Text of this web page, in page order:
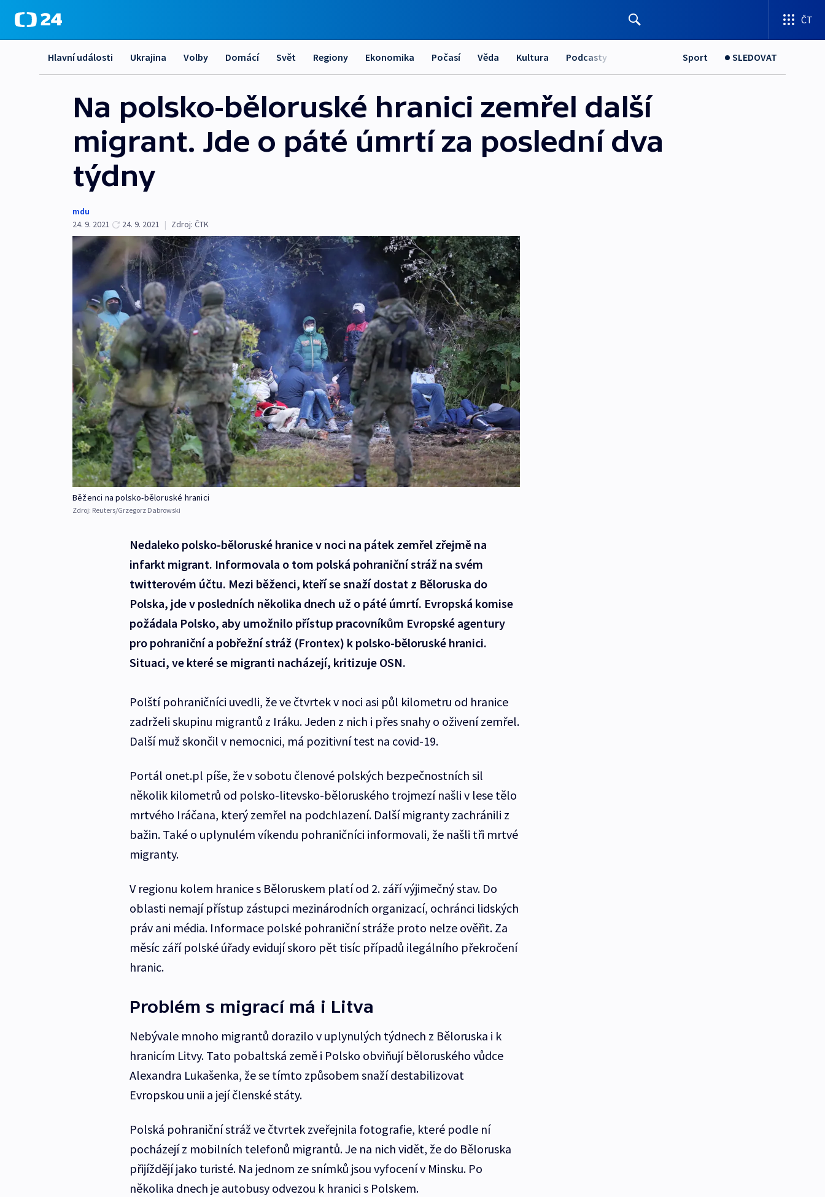
ČT
Hlavní události Ukrajina Volby Domácí Svět Regiony Ekonomika Počasí Věda Kultura Podcasty Sport SLEDOVAT
Na polsko-běloruské hranici zemřel další
migrant. Jde o páté úmrtí za poslední dva
týdny
mdu
24. 9. 2021
24. 9. 2021 | Zdroj: ČTK
Běženci na polsko-běloruské hranici
Zdroj: Reuters/Grzegorz Dabrowski
Nedaleko polsko-běloruské hranice v noci na pátek zemřel zřejmě na
infarkt migrant. Informovala o tom polská pohraniční stráž na svém
twitterovém účtu. Mezi běženci, kteří se snaží dostat z Běloruska do
Polska, jde v posledních několika dnech už o páté úmrtí. Evropská komise
požádala Polsko, aby umožnilo přístup pracovníkům Evropské agentury
pro pohraniční a pobřežní stráž (Frontex) k polsko-běloruské hranici.
Situaci, ve které se migranti nacházejí, kritizuje OSN.
Polští pohraničníci uvedli, že ve čtvrtek v noci asi půl kilometru od hranice
zadrželi skupinu migrantů z Iráku. Jeden z nich i přes snahy o oživení zemřel.
Další muž skončil v nemocnici, má pozitivní test na covid-19.
Portál onet.pl píše, že v sobotu členové polských bezpečnostních sil
několik kilometrů od polsko-litevsko-běloruského trojmezí našli v lese tělo
mrtvého Iráčana, který zemřel na podchlazení. Další migranty zachránili z
bažin. Také o uplynulém víkendu pohraničníci informovali, že našli tři mrtvé
migranty.
V regionu kolem hranice s Běloruskem platí od 2. září výjimečný stav. Do
oblasti nemají přístup zástupci mezinárodních organizací, ochránci lidských
práv ani média. Informace polské pohraniční stráže proto nelze ověřit. Za
měsíc září polské úřady evidují skoro pět tisíc případů ilegálního překročení
hranic.
Problém s migrací má i Litva
Nebývale mnoho migrantů dorazilo v uplynulých týdnech z Běloruska i k
hranicím Litvy. Tato pobaltská země i Polsko obviňují běloruského vůdce
Alexandra Lukašenka, že se tímto způsobem snaží destabilizovat
Evropskou unii a její členské státy.
Polská pohraniční stráž ve čtvrtek zveřejnila fotografie, které podle ní
pocházejí z mobilních telefonů migrantů. Je na nich vidět, že do Běloruska
přijíždějí jako turisté. Na jednom ze snímků jsou vyfocení v Minsku. Po
několika dnech je autobusy odvezou k hranici s Polskem.